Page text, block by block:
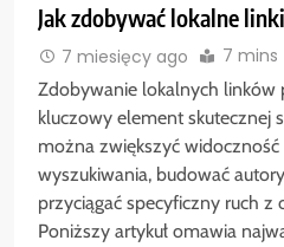
Jak zdobywać lokalne
7 miesięcy ago 7 mins
Zdobywanie lokalnych linków
kluczowy element skutecznej
można zwiększyć
wyszukiwania, budować
przyciągać specyficzny ruch z
Poniższy artykuł omawia